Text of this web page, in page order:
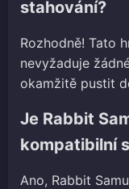
stahování?
Rozhodně! Tato
nevyžaduje
okamžitě pustit
Je Rabbit
kompatibilní
Ano, Rabbit